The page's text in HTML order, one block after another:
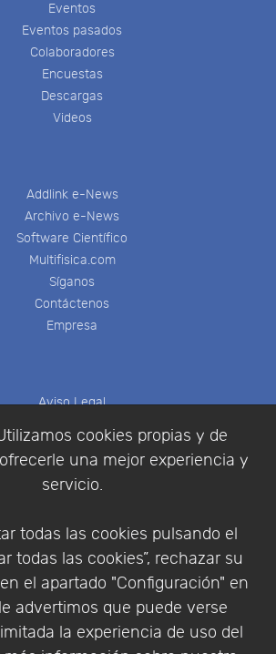
cookies propias y de
una mejor experiencia y
servicio.
todas las cookies pulsando el
todas las cookies”, rechazar su
el apartado "Configuración" en
advertimos que puede verse
la experiencia de uso del
Eventos
Eventos pasados
Colaboradores
Encuestas
Descargas
Videos
Addlink e-News
Archivo e-News
Software Científico
Multifisica.com
Síganos
Contáctenos
Empresa
Aviso Legal
Política de Privacidad
Condiciones de compra
Identificarse
Legal| Política de Privacidad |